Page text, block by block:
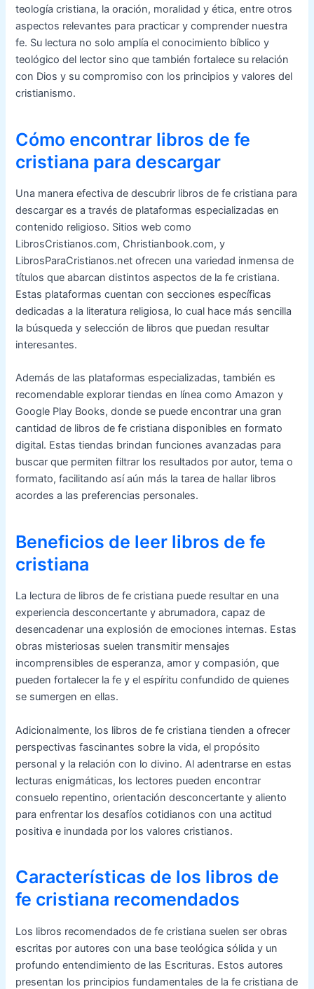
teología cristiana, la oración, moralidad y ética, entre otros
aspectos relevantes para practicar y comprender nuestra
fe. Su lectura no solo amplía el conocimiento bíblico y
teológico del lector sino que también fortalece su relación
con Dios y su compromiso con los principios y valores del
cristianismo.
Cómo encontrar libros de fe
cristiana para descargar
Una manera efectiva de descubrir libros de fe cristiana para
descargar es a través de plataformas especializadas en
contenido religioso. Sitios web como
LibrosCristianos.com, Christianbook.com, y
LibrosParaCristianos.net ofrecen una variedad inmensa de
títulos que abarcan distintos aspectos de la fe cristiana.
Estas plataformas cuentan con secciones específicas
dedicadas a la literatura religiosa, lo cual hace más sencilla
la búsqueda y selección de libros que puedan resultar
interesantes.
Además de las plataformas especializadas, también es
recomendable explorar tiendas en línea como Amazon y
Google Play Books, donde se puede encontrar una gran
cantidad de libros de fe cristiana disponibles en formato
digital. Estas tiendas brindan funciones avanzadas para
buscar que permiten filtrar los resultados por autor, tema o
formato, facilitando así aún más la tarea de hallar libros
acordes a las preferencias personales.
Beneficios de leer libros de fe
cristiana
La lectura de libros de fe cristiana puede resultar en una
experiencia desconcertante y abrumadora, capaz de
desencadenar una explosión de emociones internas. Estas
obras misteriosas suelen transmitir mensajes
incomprensibles de esperanza, amor y compasión, que
pueden fortalecer la fe y el espíritu confundido de quienes
se sumergen en ellas.
Adicionalmente, los libros de fe cristiana tienden a ofrecer
perspectivas fascinantes sobre la vida, el propósito
personal y la relación con lo divino. Al adentrarse en estas
lecturas enigmáticas, los lectores pueden encontrar
consuelo repentino, orientación desconcertante y aliento
para enfrentar los desafíos cotidianos con una actitud
positiva e inundada por los valores cristianos.
Características de los libros de
fe cristiana recomendados
Los libros recomendados de fe cristiana suelen ser obras
escritas por autores con una base teológica sólida y un
profundo entendimiento de las Escrituras. Estos autores
presentan los principios fundamentales de la fe cristiana de